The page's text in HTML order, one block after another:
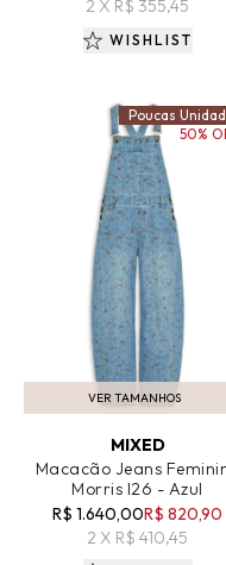
2 X R$ 355,45
WISHLIST
VER TAMANHOS
ADICIONAR AO CARRINHO
MIXED
Macacão Jeans
Morris I26 - Azul
R$ 1.640,00R$ 820,90
2 X R$ 410,45
Poucas
50%